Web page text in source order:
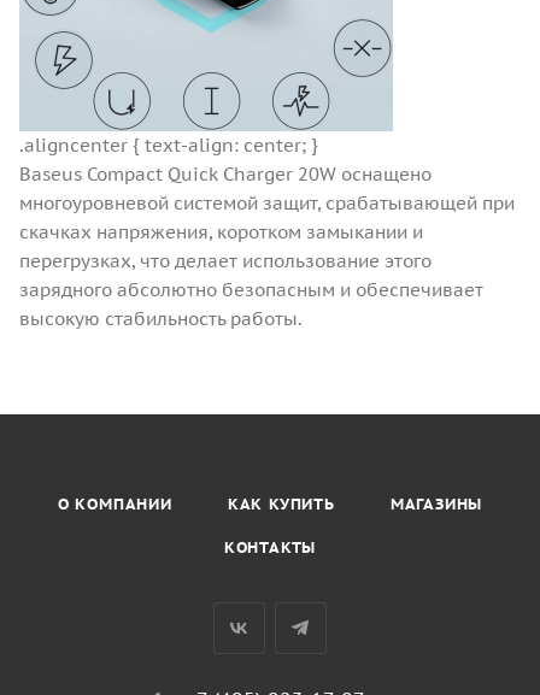
.aligncenter { text-align: center; }
Baseus Compact Quick Charger 20W оснащено
многоуровневой системой защит, срабатывающей при
скачках напряжения, коротком замыкании и
перегрузках, что делает использование этого
зарядного абсолютно безопасным и обеспечивает
высокую стабильность работы.
О КОМПАНИИ КАК КУПИТЬ МАГАЗИНЫ
КОНТАКТЫ